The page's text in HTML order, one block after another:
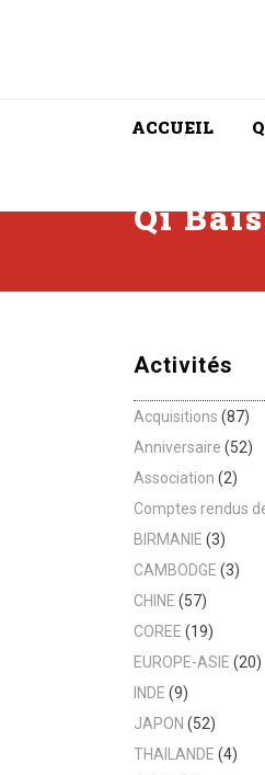
ACCUEIL
Qi
Activités
Acquisitions (87)
Anniversaire (52)
Association (2)
Comptes rendus
BIRMANIE (3)
CAMBODGE (3)
CHINE (57)
COREE (19)
EUROPE-ASIE (20)
INDE (9)
JAPON (52)
THAILANDE (4)